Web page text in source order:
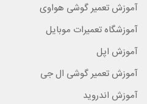
آموزش تعمیر گوشی هواوی
آموزشگاه تعمیرات موبایل
آموزش اپل
آموزش تعمیر گوشی ال جی
آموزش اندروید